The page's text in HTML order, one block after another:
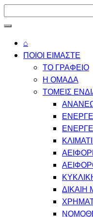
to
για:
⌂
ΠΟΙΟΙ ΕΙΜΑΣΤΕ
ΤΟ ΓΡΑΦΕΙΟ
Η ΟΜΑΔΑ
ΤΟΜΕΙΣ